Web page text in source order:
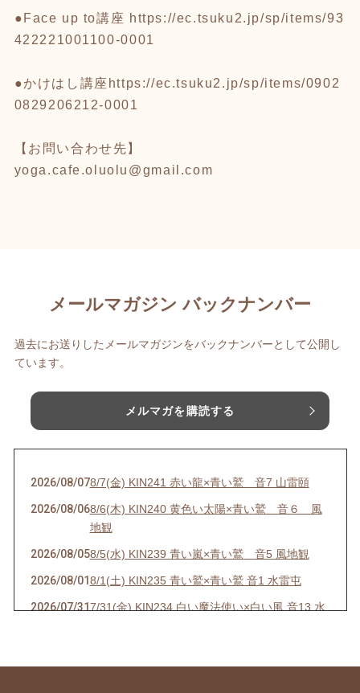
●Face up to講座 https://ec.tsuku2.jp/sp/items/93
422221001100-0001
●かけはし講座 https://ec.tsuku2.jp/sp/items/0902
0829206212-0001
【お問い合わせ先】
yoga.cafe.oluolu@gmail.com
メールマガジン バックナンバー
過去にお送りしたメールマガジンをバックナンバーとして公開し
ています。
メルマガを購読する
2026/08/078/7(金) KIN241 赤い龍×青い鷲 音7 山雷頤
2026/08/068/6(木) KIN240 黄色い太陽×青い鷲 音６ 風
地観
2026/08/058/5(水) KIN239 青い嵐×青い鷲 音5 風地観
2026/08/018/1(土) KIN235 青い鷲×青い鷲 音1 水雷屯
2026/07/317/31(金) KIN234 白い魔法使い×白い風 音13 水
雷屯